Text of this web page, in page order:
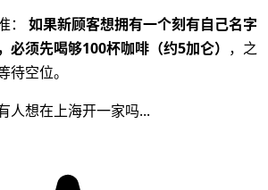
： 如果新顾客想拥有一个刻有自己名字
必须先喝够100杯咖啡（约5加仑） ，之
待空位。
人想在上海开一家吗...